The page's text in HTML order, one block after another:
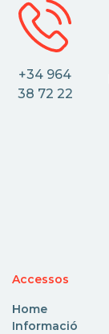
+34 964
38 72 22
Accessos
Home
Informació